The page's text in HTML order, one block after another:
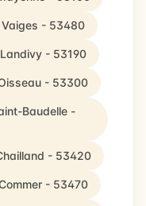
- 53480
- 53190
- 53300
Baudelle -
- 53420
- 53470